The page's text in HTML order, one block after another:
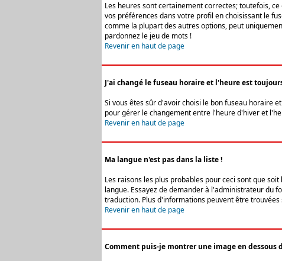
Les heures sont certainement correctes; toutefois,
vos préférences dans votre profil en choisissant le
comme la plupart des autres options, peut
pardonnez le jeu de mots !
Revenir en haut de page
J'ai changé le fuseau horaire et l'heure est
Si vous êtes sûr d'avoir choisi le bon fuseau horaire
pour gérer le changement entre l'heure d'hiver et
Revenir en haut de page
Ma langue n'est pas dans la liste !
Les raisons les plus probables pour ceci sont que
langue. Essayez de demander à l'administrateur du
traduction. Plus d'informations peuvent être
Revenir en haut de page
Comment puis-je montrer une image en dessous